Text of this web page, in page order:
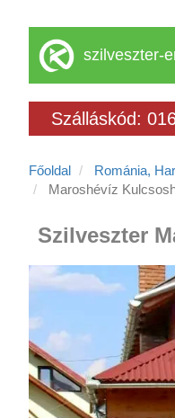
szilveszter-
Szálláskód:
Főoldal Románia,
Maroshévíz
Szilveszter